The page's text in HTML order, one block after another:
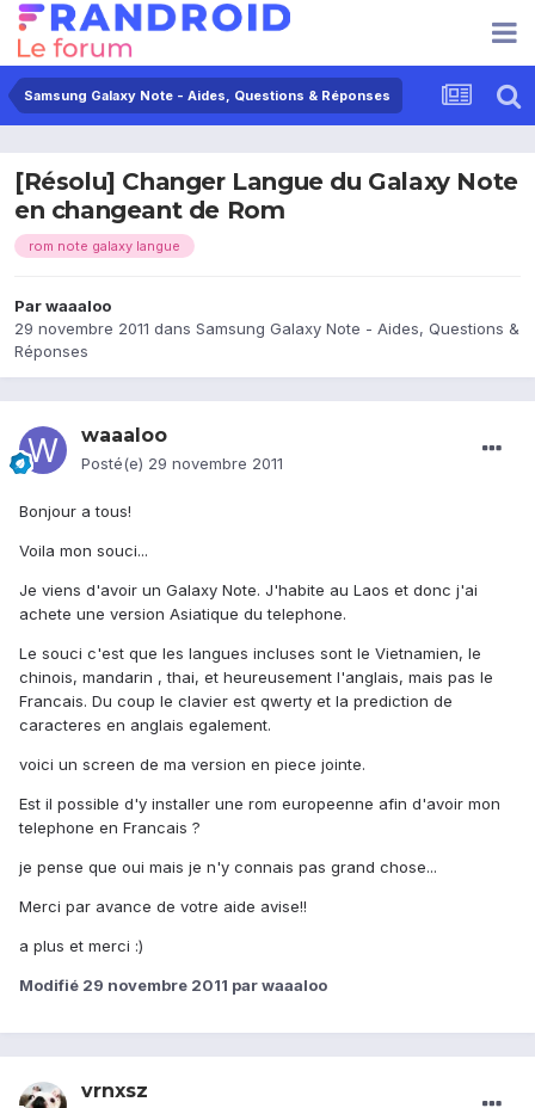
Samsung Galaxy Note - Aides, Questions & Réponses
[Résolu] Changer Langue du Galaxy Note
en changeant de Rom
rom note galaxy langue
Parwaaaloo
29 novembre 2011 dans Samsung Galaxy Note - Aides, Questions &
Réponses
waaaloo
Posté(e) 29 novembre 2011
Bonjour a tous!
Voila mon souci...
Je viens d'avoir un Galaxy Note. J'habite au Laos et donc j'ai
achete une version Asiatique du telephone.
Le souci c'est que les langues incluses sont le Vietnamien, le
chinois, mandarin , thai, et heureusement l'anglais, mais pas le
Francais. Du coup le clavier est qwerty et la prediction de
caracteres en anglais egalement.
voici un screen de ma version en piece jointe.
Est il possible d'y installer une rom europeenne afin d'avoir mon
telephone en Francais ?
je pense que oui mais je n'y connais pas grand chose...
Merci par avance de votre aide avise!!
a plus et merci :)
Modifié 29 novembre 2011 par waaaloo
vrnxsz